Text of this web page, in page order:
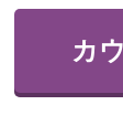
カ